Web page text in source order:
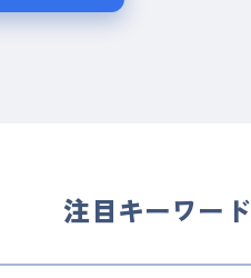
注目キーワード